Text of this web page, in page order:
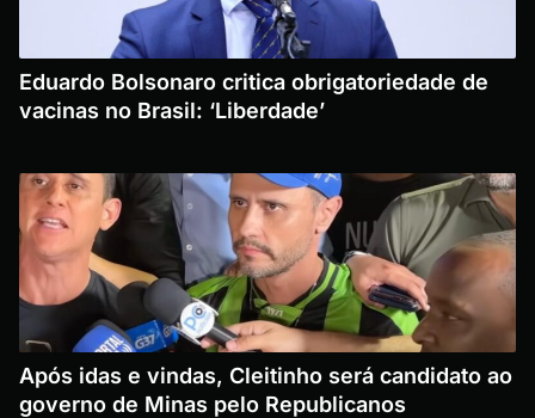
Eduardo Bolsonaro critica obrigatoriedade de
vacinas no Brasil: ‘Liberdade’
Após idas e vindas, Cleitinho será candidato ao
governo de Minas pelo Republicanos